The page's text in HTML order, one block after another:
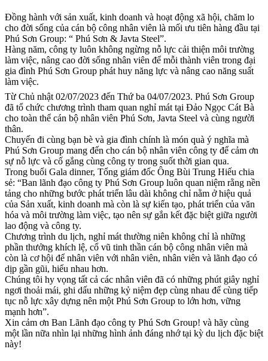
Đồng hành với sản xuất, kinh doanh và hoạt động xã hội, chăm lo
cho đời sống của cán bộ công nhân viên là mối ưu tiên hàng đầu tại
Phú Sơn Group: “ Phú Sơn & Javta Steel”.
Hàng năm, công ty luôn không ngừng nỗ lực cải thiện môi trường
làm việc, nâng cao đời sống nhân viên để mỗi thành viên trong đại
gia đình Phú Sơn Group phát huy năng lực và nâng cao năng suất
làm việc.
Từ Chủ nhật 02/07/2023 đến Thứ ba 04/07/2023. Phú Sơn Group
đã tổ chức chương trình tham quan nghỉ mát tại Đảo Ngọc Cát Bà
cho toàn thể cán bộ nhân viên Phú Sơn, Javta Steel và cùng người
thân.
Chuyến đi cùng bạn bè và gia đình chính là món quà ý nghĩa mà
Phú Sơn Group mang đến cho cán bộ nhân viên công ty để cảm ơn
sự nỗ lực và cố gắng cùng công ty trong suốt thời gian qua.
Trong buổi Gala dinner, Tổng giám đốc Ông Bùi Trung Hiếu chia
sẻ: “Ban lãnh đạo công ty Phú Sơn Group luôn quan niệm rằng nền
tảng cho những bước phát triển lâu dài không chỉ nằm ở hiệu quả
của Sản xuất, kinh doanh mà còn là sự kiến tạo, phát triển của văn
hóa và môi trường làm việc, tạo nên sự gắn kết đặc biệt giữa người
lao động và công ty.
Chương trình du lịch, nghỉ mát thường niên không chỉ là những
phần thưởng khích lệ, cổ vũ tinh thần cán bộ công nhân viên mà
còn là cơ hội để nhân viên với nhân viên, nhân viên và lãnh đạo có
dịp gần gũi, hiểu nhau hơn.
Chúng tôi hy vọng tất cả các nhân viên đã có những phút giây nghỉ
ngơi thoải mái, ghi dấu những kỷ niệm đẹp cùng nhau để cùng tiếp
tục nỗ lực xây dựng nên một Phú Sơn Group to lớn hơn, vững
mạnh hơn”.
Xin cảm ơn Ban Lãnh đạo công ty Phú Sơn Group! và hãy cùng
một lần nữa nhìn lại những hình ảnh đáng nhớ tại kỳ du lịch đặc biệt
này!